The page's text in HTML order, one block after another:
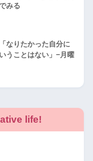
みる
なりたかった自分に
うことはない」−月曜
life!